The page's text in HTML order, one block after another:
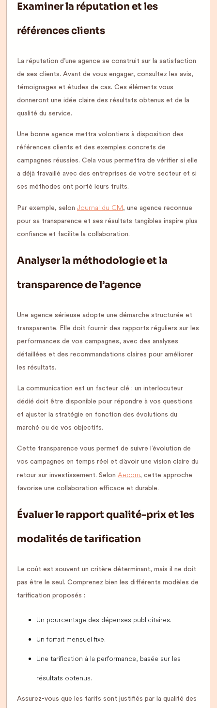
Examiner la réputation et les
références clients
La réputation d’une agence se construit sur la satisfaction
de ses clients. Avant de vous engager, consultez les avis,
témoignages et études de cas. Ces éléments vous
donneront une idée claire des résultats obtenus et de la
qualité du service.
Une bonne agence mettra volontiers à disposition des
références clients et des exemples concrets de
campagnes réussies. Cela vous permettra de vérifier si elle
a déjà travaillé avec des entreprises de votre secteur et si
ses méthodes ont porté leurs fruits.
Par exemple, selon Journal du CM, une agence reconnue
pour sa transparence et ses résultats tangibles inspire plus
confiance et facilite la collaboration.
Analyser la méthodologie et la
transparence de l’agence
Une agence sérieuse adopte une démarche structurée et
transparente. Elle doit fournir des rapports réguliers sur les
performances de vos campagnes, avec des analyses
détaillées et des recommandations claires pour améliorer
les résultats.
La communication est un facteur clé : un interlocuteur
dédié doit être disponible pour répondre à vos questions
et ajuster la stratégie en fonction des évolutions du
marché ou de vos objectifs.
Cette transparence vous permet de suivre l’évolution de
vos campagnes en temps réel et d’avoir une vision claire du
retour sur investissement. Selon Aecom, cette approche
favorise une collaboration efficace et durable.
Évaluer le rapport qualité-prix et les
modalités de tarification
Le coût est souvent un critère déterminant, mais il ne doit
pas être le seul. Comprenez bien les différents modèles de
tarification proposés :
Un pourcentage des dépenses publicitaires.
Un forfait mensuel fixe.
Une tarification à la performance, basée sur les
résultats obtenus.
Assurez-vous que les tarifs sont justifiés par la qualité des